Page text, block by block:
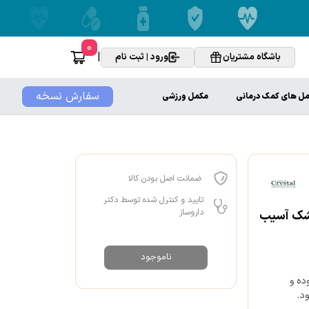
باشگاه مشتریان ورود | ثبت نام |
0
سفارش نسخه های کمک درمانی مکمل ورزشی
آسیب
و
ضمانت اصل بودن کالا
تایید و کنترل شده توسط دکتر
داروساز
ناموجود